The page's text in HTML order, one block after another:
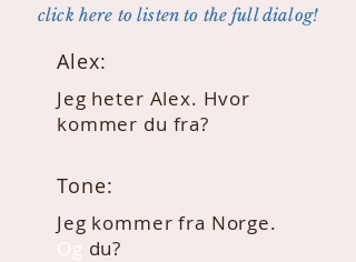
click here to listen to the full dialog!
Alex:
Jeg heter Alex. Hvor
kommer du fra?
Tone:
Jeg kommer fra Norge.
du?